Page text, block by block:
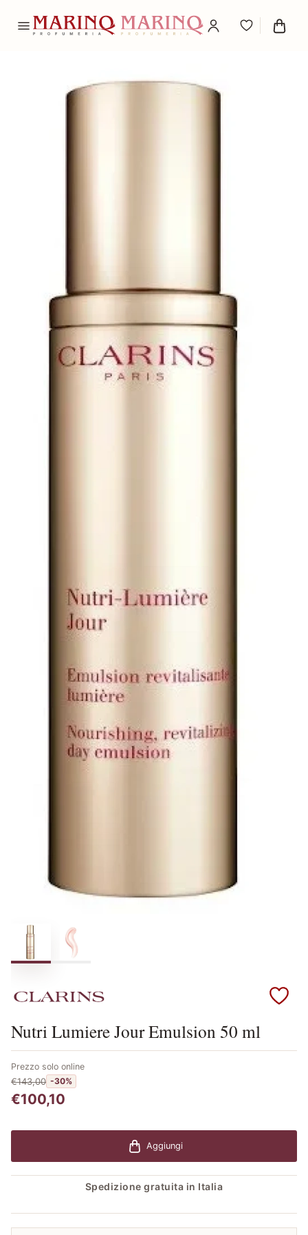
Scopri i prodotti Clarins
Nutri Lumiere Jour Emulsion 50 ml
Prezzo solo online
€143,00 -30%
€100,10
Aggiungi
Spedizione gratuita in Italia